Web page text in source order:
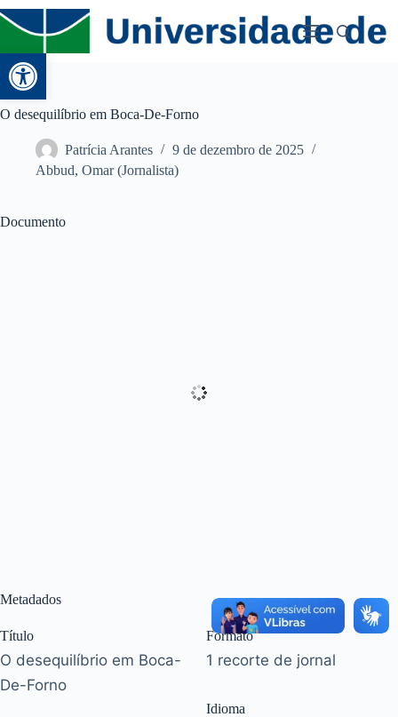
Abrir a barra de ferramentas
O desequilíbrio em Boca-De-Forno
Patrícia Arantes
9 de dezembro de 2025
Abbud, Omar (Jornalista)
Documento
Metadados
Título
O desequilíbrio em Boca-
De-Forno
Formato
1 recorte de jornal
Idioma